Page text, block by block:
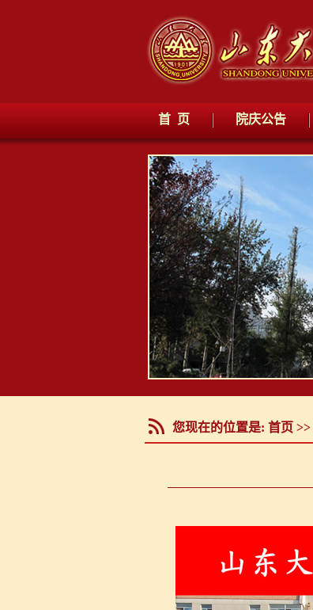
首 页 院庆公告
您现在的位置是: 首页 >>